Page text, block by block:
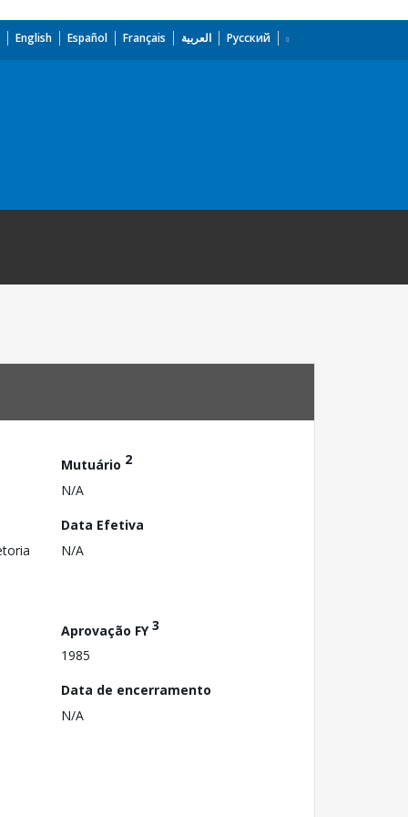
English Español Français العربية Русский
Mutuário 2
N/A
Data Efetiva
N/A
Aprovação FY3
1985
Data de encerramento
N/A